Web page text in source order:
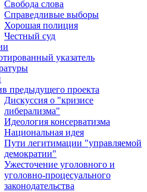
Свобода слова
Справедливые выборы
Хорошая полиция
Честный суд
указатель
предыдущего проекта
Дискуссия о "кризисе
либерализма"
Идеология консерватизма
Национальная идея
Пути легитимации "управляемой
демократии"
Ужесточение уголовного и
уголовно-процесуального
законодательства